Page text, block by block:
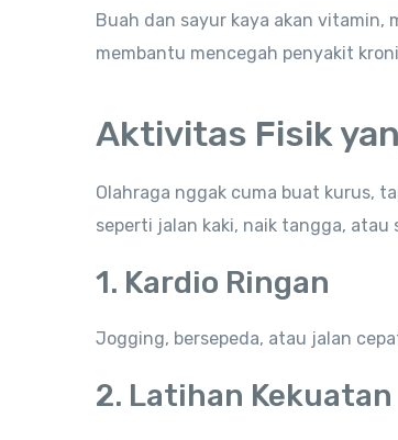
Buah dan sayur kaya akan vitamin,
membantu mencegah penyakit
Aktivitas Fisik
Olahraga nggak cuma buat kurus,
seperti jalan kaki, naik tangga,
1. Kardio Ringan
Jogging, bersepeda, atau jalan
2. Latihan Kekuatan